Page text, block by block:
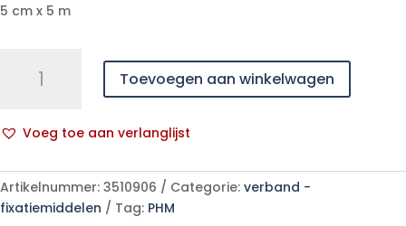
5 cm x 5 m
5cmx5m
aantal
Toevoegen aan winkelwagen
Voeg toe aan verlanglijst
l
t
e
Artikelnummer: 3510906 Categorie: verband -
fixatiemiddelen
Tag: PHM